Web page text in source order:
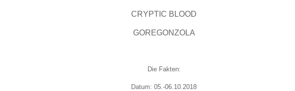
CRYPTIC BLOOD
GOREGONZOLA
Die Fakten:
Datum: 05.-06.10.2018